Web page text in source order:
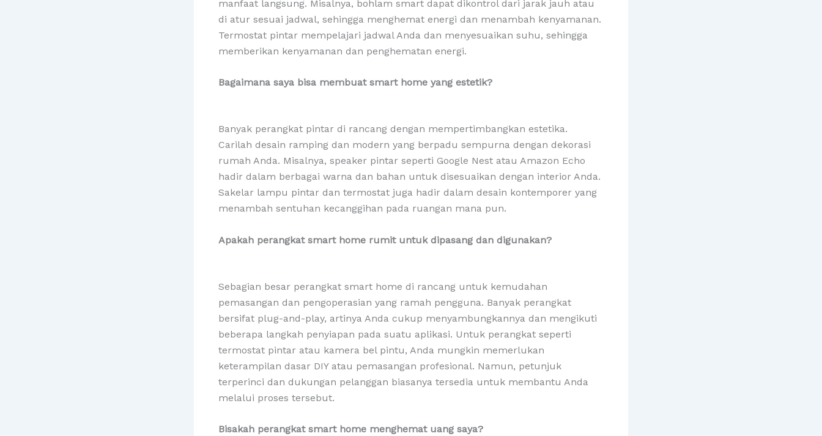
manfaat langsung. Misalnya, bohlam smart dapat dikontrol dari jarak jauh atau
di atur sesuai jadwal, sehingga menghemat energi dan menambah kenyamanan.
Termostat pintar mempelajari jadwal Anda dan menyesuaikan suhu, sehingga
memberikan kenyamanan dan penghematan energi.
Bagaimana saya bisa membuat smart home yang estetik?
Banyak perangkat pintar di rancang dengan mempertimbangkan estetika.
Carilah desain ramping dan modern yang berpadu sempurna dengan dekorasi
rumah Anda. Misalnya, speaker pintar seperti Google Nest atau Amazon Echo
hadir dalam berbagai warna dan bahan untuk disesuaikan dengan interior Anda.
Sakelar lampu pintar dan termostat juga hadir dalam desain kontemporer yang
menambah sentuhan kecanggihan pada ruangan mana pun.
Apakah perangkat smart home rumit untuk dipasang dan digunakan?
Sebagian besar perangkat smart home di rancang untuk kemudahan
pemasangan dan pengoperasian yang ramah pengguna. Banyak perangkat
bersifat plug-and-play, artinya Anda cukup menyambungkannya dan mengikuti
beberapa langkah penyiapan pada suatu aplikasi. Untuk perangkat seperti
termostat pintar atau kamera bel pintu, Anda mungkin memerlukan
keterampilan dasar DIY atau pemasangan profesional. Namun, petunjuk
terperinci dan dukungan pelanggan biasanya tersedia untuk membantu Anda
melalui proses tersebut.
Bisakah perangkat smart home menghemat uang saya?